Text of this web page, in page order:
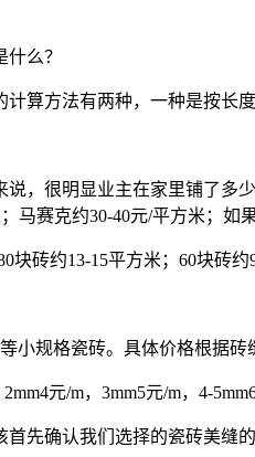
么？
算方法有两种，一种是按长
，很明显业主在家里铺了多
马赛克约30-40元/平方米；如
块砖约13-15平方米；60块砖
小规格瓷砖。具体价格根据
元/m，3mm5元/m，4-
先确认我们选择的瓷砖美缝